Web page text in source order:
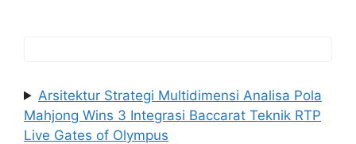
Arsitektur Strategi Multidimensi Analisa Pola
Mahjong Wins 3 Integrasi Baccarat Teknik RTP
Live Gates of Olympus